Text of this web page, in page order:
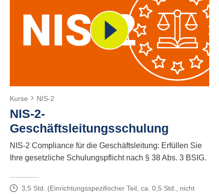
Kurse NIS-2
NIS-2-
Geschäftsleitungsschulung
NIS-2 Compliance für die Geschäftsleitung: Erfüllen Sie
Ihre gesetzliche Schulungspflicht nach § 38 Abs. 3 BSIG.
3,5 Std. (Einrichtungsspezifischer Teil, ca. 0,5 Std., nicht